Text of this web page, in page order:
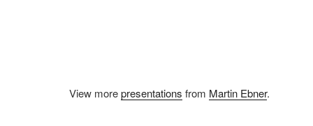
View morepresentations from Martin Ebner.